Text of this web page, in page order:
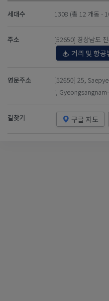
세대수 1308 (총 12 개동 -
주소 [52650] 경상남도
거리 및 항공
영문주소
[52650] 25,
i,
길찾기 구글 지도